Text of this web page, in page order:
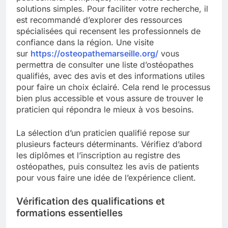
solutions simples. Pour faciliter votre recherche, il
est recommandé d’explorer des ressources
spécialisées qui recensent les professionnels de
confiance dans la région. Une visite
sur https://osteopathemarseille.org/ vous
permettra de consulter une liste d’ostéopathes
qualifiés, avec des avis et des informations utiles
pour faire un choix éclairé. Cela rend le processus
bien plus accessible et vous assure de trouver le
praticien qui répondra le mieux à vos besoins.
La sélection d’un praticien qualifié repose sur
plusieurs facteurs déterminants. Vérifiez d’abord
les diplômes et l’inscription au registre des
ostéopathes, puis consultez les avis de patients
pour vous faire une idée de l’expérience client.
Vérification des qualifications et
formations essentielles